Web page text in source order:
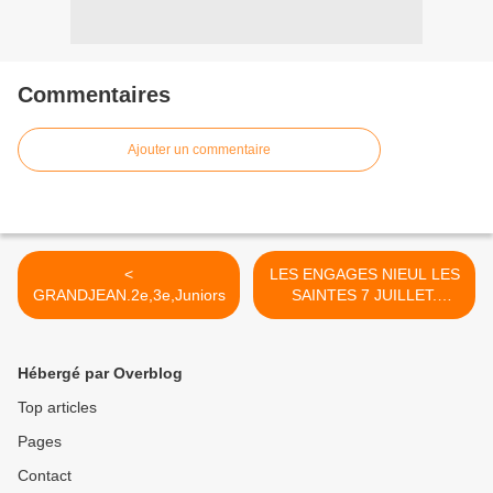
Commentaires
Ajouter un commentaire
<
GRANDJEAN.2e,3e,Juniors
LES ENGAGES NIEUL LES
SAINTES 7 JUILLET.
BOUCLES de l'ARNOULT >
Hébergé par Overblog
Top articles
Pages
Contact